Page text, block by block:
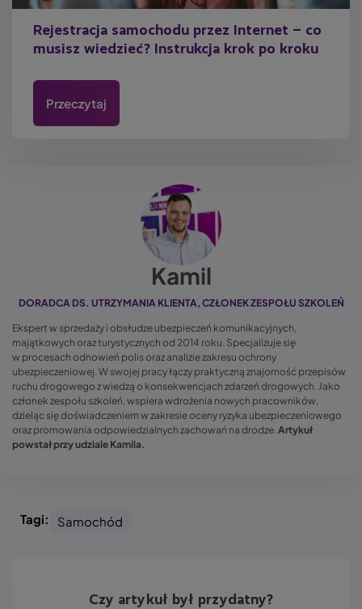
Rejestracja samochodu przez Internet – co
musisz wiedzieć? Instrukcja krok po kroku
Przeczytaj
Kamil
DORADCA DS. UTRZYMANIA KLIENTA, CZŁONEK ZESPOŁU SZKOLEŃ
Ekspert w sprzedaży i obsłudze ubezpieczeń komunikacyjnych,
majątkowych oraz turystycznych od 2014 roku. Specjalizuje się
w procesach odnowień polis oraz analizie zakresu ochrony
ubezpieczeniowej. W swojej pracy łączy praktyczną znajomość przepisów
ruchu drogowego z wiedzą o konsekwencjach zdarzeń drogowych. Jako
członek zespołu szkoleń, wspiera wdrożenia nowych pracowników,
dzieląc się doświadczeniem w zakresie oceny ryzyka ubezpieczeniowego
oraz promowania odpowiedzialnych zachowań na drodze. Artykuł
powstał przy udziale Kamila.
Tagi: Samochód
Czy artykuł był przydatny?